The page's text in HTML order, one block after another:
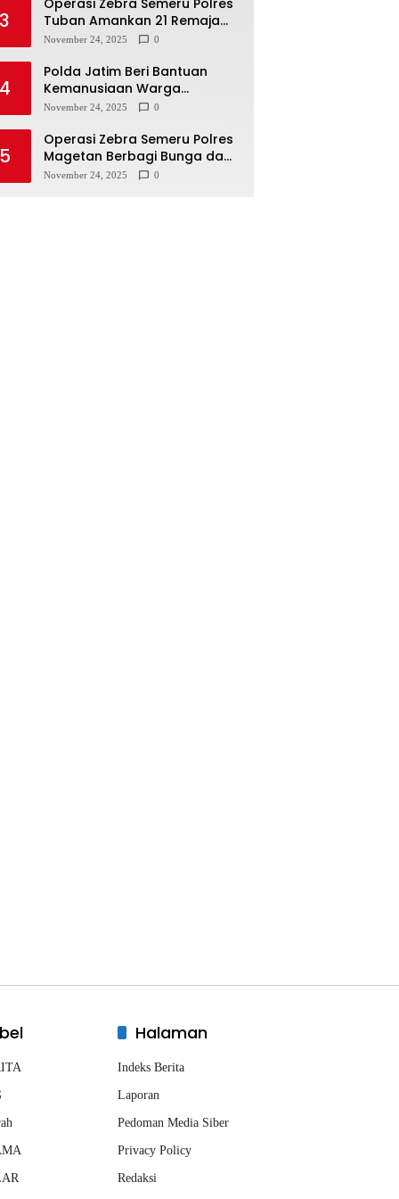
3
Tuban Amankan 21 Remaja
Pelaku Balap Liar
November 24, 2025 0
4
Polda Jatim Beri Bantuan
Kemanusiaan Warga
Terdampak Erupsi Gunung
November 24, 2025 0
5
Operasi Zebra Semeru Polres
Magetan Berbagi Bunga dan
Coklat Ajak Warga Tertib
November 24, 2025 0
Halaman
Indeks Berita
Laporan
Pedoman Media Siber
Privacy Policy
Redaksi